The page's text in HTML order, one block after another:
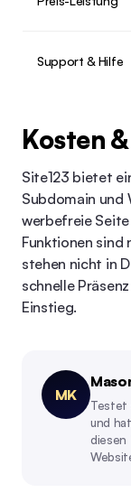
Support & Hilfe
Kosten
Site123 bietet
Subdomain und
werbefreie
Funktionen sind
stehen nicht in
schnelle
Einstieg.
MK
Testet
und
diesen